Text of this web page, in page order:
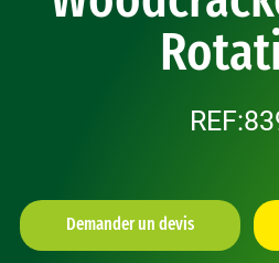
Demander un devis